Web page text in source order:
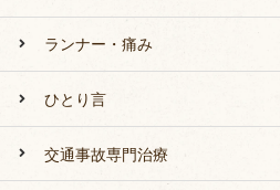
ランナー・痛み
ひとり言
交通事故専門治療